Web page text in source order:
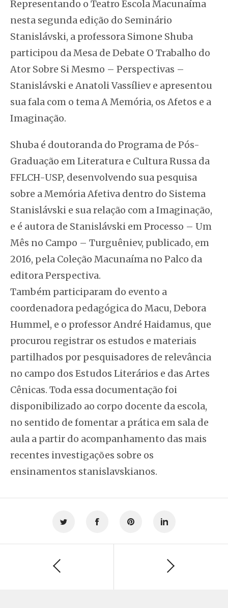
Representando o Teatro Escola Macunaíma
nesta segunda edição do Seminário
Stanislávski, a professora Simone Shuba
participou da Mesa de Debate O Trabalho do
Ator Sobre Si Mesmo – Perspectivas –
Stanislávski e Anatoli Vassíliev e apresentou
sua fala com o tema A Memória, os Afetos e a
Imaginação.
Shuba é doutoranda do Programa de Pós-
Graduação em Literatura e Cultura Russa da
FFLCH-USP, desenvolvendo sua pesquisa
sobre aMemória Afetiva dentro do Sistema
Stanislávski e sua relação com a Imaginação,
e é autora de Stanislávski em Processo – Um
Mês no Campo – Turguêniev, publicado, em
2016, pela Coleção Macunaíma no Palco da
editora Perspectiva.
Também participaram do evento a
coordenadora pedagógica do Macu, Debora
Hummel, e o professor André Haidamus, que
procurou registrar os estudos e materiais
partilhados por pesquisadores de relevância
no campo dos Estudos Literários e das Artes
Cênicas. Toda essa documentação foi
disponibilizado ao corpo docente da escola,
no sentido de fomentar a prática em sala de
aula a partir do acompanhamento das mais
recentes investigações sobre os
ensinamentos stanislavskianos.